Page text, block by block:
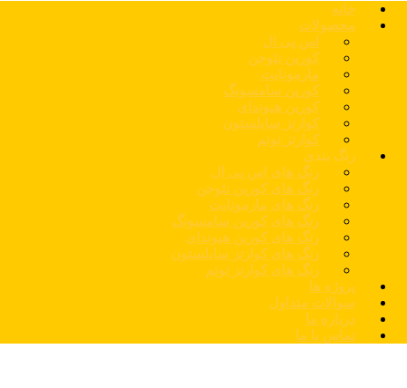
خانه
محصولات
اس پی ال
کورین نئوجن
مارمونایت
کورین سامسونگ
کورین هیوندای
کوارتز سایلستون
کوارتز توتم
رنگ بندی
رنگ های اس پی ال
رنگ های کورین نئوجن
رنگ های مارمونایت
رنگ های کورین سامسونگ
رنگ های کورین هیوندای
رنگ های کوارتز سایلستون
رنگ های کوارتز توتم
پروژه ها
سوالات متداول
درباره ما
تماس با ما